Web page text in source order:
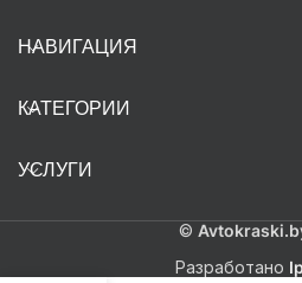
НАВИГАЦИЯ
КАТЕГОРИИ
УСЛУГИ
©
Разработано